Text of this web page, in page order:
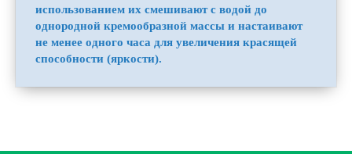
использованием их смешивают с водой до
однородной кремообразной массы и настаивают
не менее одного часа для увеличения красящей
способности (яркости).